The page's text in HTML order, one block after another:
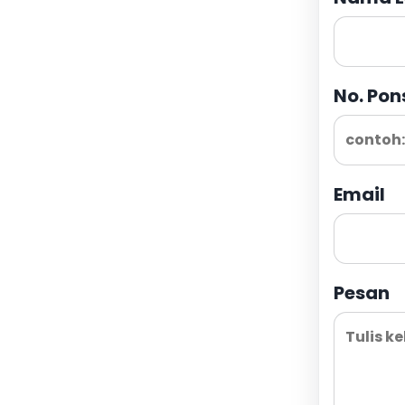
No.
Email
Pesan